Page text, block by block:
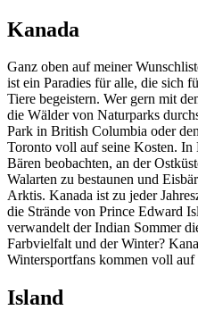
Kanada
Ganz oben auf meiner
ist ein Paradies für alle, die sich
Tiere begeistern. Wer gern mit
die Wälder von Naturparks
Park in British Columbia oder
Toronto voll auf seine Kosten. In
Bären beobachten, an der
Walarten zu bestaunen und
Arktis. Kanada ist zu jeder
die Strände von Prince Edward
verwandelt der Indian Sommer
Farbvielfalt und der Winter?
Wintersportfans kommen voll auf
Island